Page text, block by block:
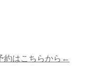
約はこちらから←